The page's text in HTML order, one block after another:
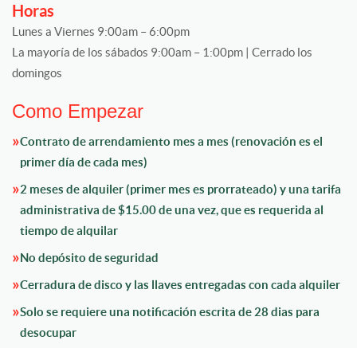
Horas
Lunes a Viernes 9:00am – 6:00pm
La mayoría de los sábados 9:00am – 1:00pm | Cerrado los
domingos
Como Empezar
Contrato de arrendamiento mes a mes (renovación es el
primer día de cada mes)
2 meses de alquiler (primer mes es prorrateado) y una tarifa
administrativa de $15.00 de una vez, que es requerida al
tiempo de alquilar
No depósito de seguridad
Cerradura de disco y las llaves entregadas con cada alquiler
Solo se requiere una notificación escrita de 28 dias para
desocupar